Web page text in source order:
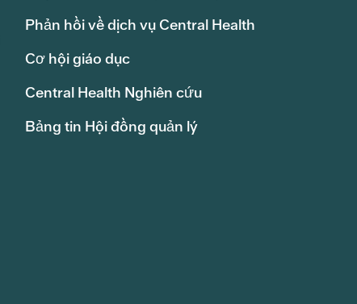
Phản hồi về dịch vụ Central Health
Cơ hội giáo dục
Central Health Nghiên cứu
Bảng tin Hội đồng quản lý